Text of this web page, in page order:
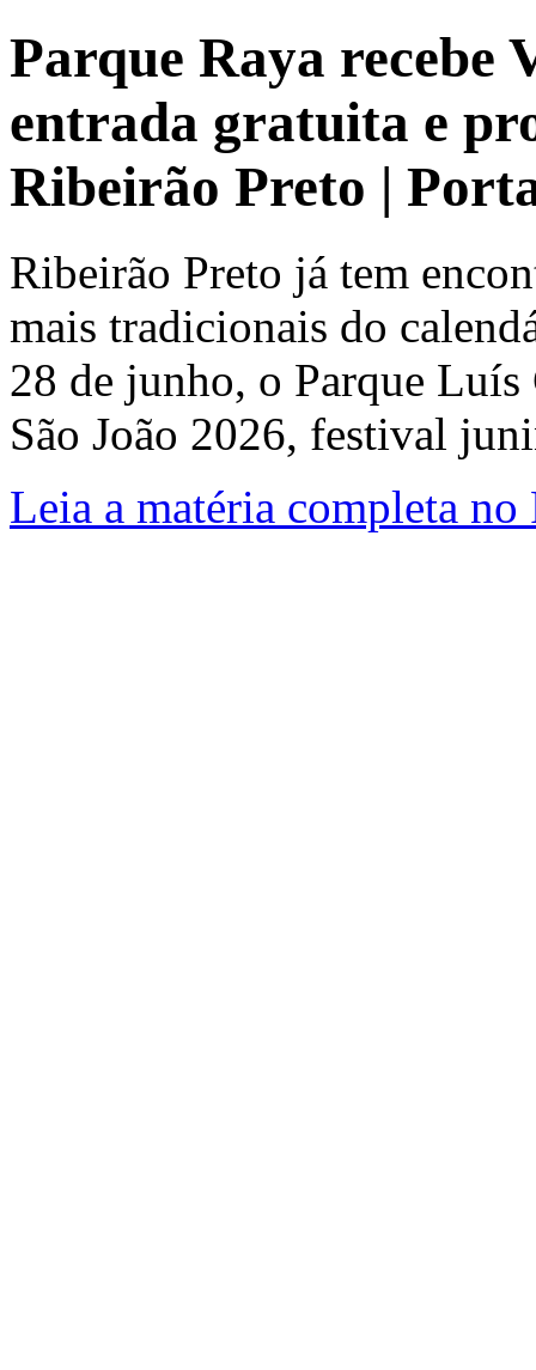
Parque Raya recebe
entrada gratuita e
Ribeirão Preto |
Ribeirão Preto já tem
mais tradicionais do
28 de junho, o Parque
São João 2026, festival
Leia a matéria completa no